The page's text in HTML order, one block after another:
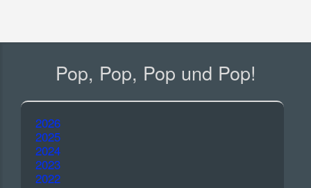
Pop, Pop, Pop und Pop!
2026
2025
2024
2023
2022